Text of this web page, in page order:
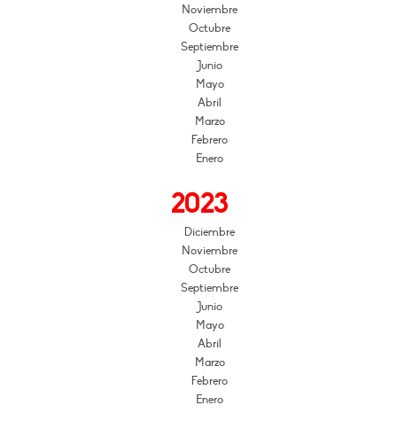
Noviembre
Octubre
Septiembre
Junio
Mayo
Abril
Marzo
Febrero
Enero
2023
Diciembre
Noviembre
Octubre
Septiembre
Junio
Mayo
Abril
Marzo
Febrero
Enero